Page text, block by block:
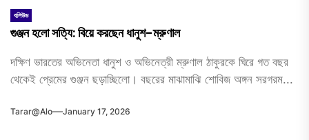
বলিউড
গুঞ্জন হলো সত্যি: বিয়ে করছেন ধানুশ-ম্রুণাল
দক্ষিণ ভারতের অভিনেতা ধানুশ ও অভিনেত্রী ম্রুণাল ঠাকুরকে ঘিরে গত বছর
থেকেই প্রেমের গুঞ্জন ছড়াচ্ছিলো। বছরের মাঝামাঝি শোবিজ অঙ্গন সরগরম...
Tarar@alo January 17, 2026